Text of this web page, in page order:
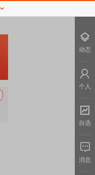
动态
个人
自选
消息